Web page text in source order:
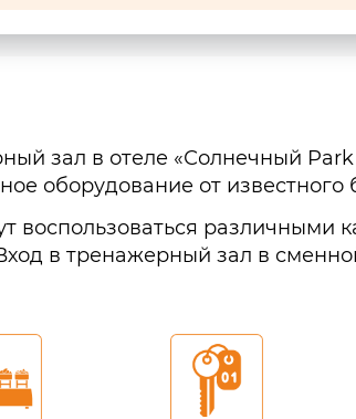
зал в отеле «Солнечный
оборудование от известного
воспользоваться
в тренажерный зал в